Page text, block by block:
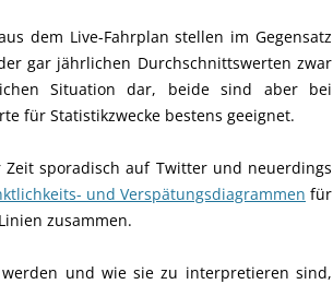
dem Live-Fahrplan stellen im Gegensatz
gar jährlichen Durchschnittswerten zwar
Situation dar, beide sind aber bei
für Statistikzwecke bestens geeignet.
sporadisch auf Twitter und neuerdings
und Verspätungsdiagrammen für
zusammen.
und wie sie zu interpretieren sind,